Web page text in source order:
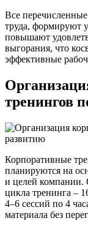
Все
труда, формируют
повышают
выгорания, что
эффективные
тренингов
Корпоративные
планируются на
и целей компании.
цикла тренинга –
4–6 сессий по 4
материала без